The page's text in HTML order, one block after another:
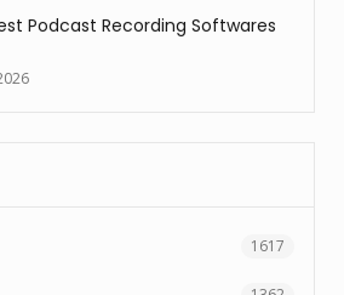
Podcast Recording Softwares
1617